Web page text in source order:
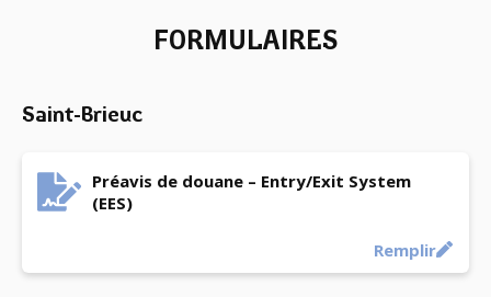
FORMULAIRES
Saint-Brieuc
Préavis de douane – Entry/Exit System
(EES)
Remplir